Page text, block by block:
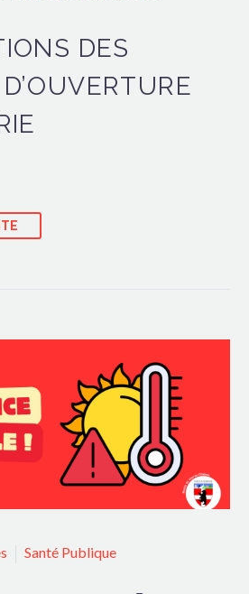
DES
Santé Publique